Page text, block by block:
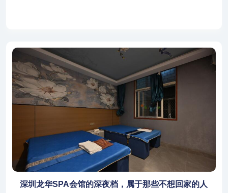
深圳龙华SPA会馆的深夜档，属于那些不想回家的人